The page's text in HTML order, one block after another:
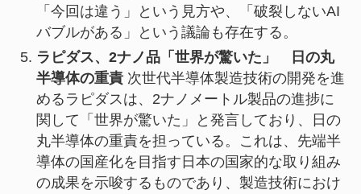
「今回は違う」という見方や、「破裂しないAI
バブルがある」という議論も存在する。
ラピダス、2ナノ品「世界が驚いた」 日の丸
半導体の重責次世代半導体製造技術の開発を進
めるラピダスは、2ナノメートル製品の進捗に
関して「世界が驚いた」と発言しており、日の
丸半導体の重責を担っている。これは、先端半
導体の国産化を目指す日本の国家的な取り組み
の成果を示唆するものであり、製造技術におけ